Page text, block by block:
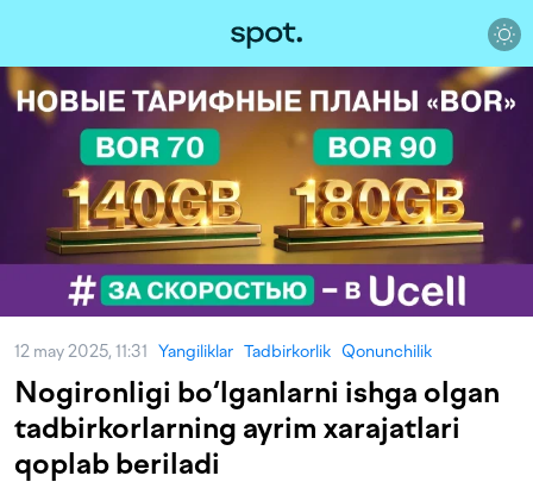
12 may 2025, 11:31 Yangiliklar Tadbirkorlik Qonunchilik
Nogironligi bo‘lganlarni ishga olgan
tadbirkorlarning ayrim xarajatlari
qoplab beriladi